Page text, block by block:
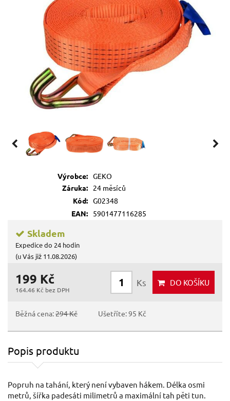
Výrobce: GEKO
Záruka:
24 měsíců
Kód: G02348
EAN:
5901477116285
Skladem
Expedice do 24 hodin
(u Vás již 11.08.2026)
199 Kč
164.46 Kč bez DPH
Ks DO KOŠÍKU
Běžná cena:294 Kč Ušetříte: 95 Kč
Popis produktu
Popruh na tahání, který není vybaven hákem. Délka osmi
metrů, šířka padesáti milimetrů a maximální tah pěti tun.